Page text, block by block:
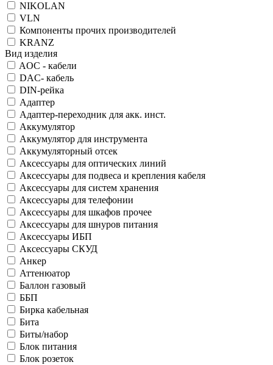
NIKOLAN
VLN
Компоненты прочих производителей
KRANZ
Вид изделия
AOC - кабели
DAC- кабель
DIN-рейка
Адаптер
Адаптер-переходник для акк. инст.
Аккумулятор
Аккумулятор для инструмента
Аккумуляторный отсек
Аксессуары для оптических линий
Аксессуары для подвеса и крепления кабеля
Аксессуары для систем хранения
Аксессуары для телефонии
Аксессуары для шкафов прочее
Аксессуары для шнуров питания
Аксессуары ИБП
Аксессуары СКУД
Анкер
Аттенюатор
Баллон газовый
ББП
Бирка кабельная
Бита
Биты/набор
Блок питания
Блок розеток